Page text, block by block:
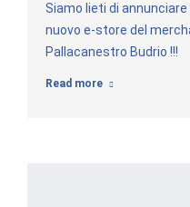
Siamo lieti di
nuovo e-store del
Pallacanestro Budrio !!!
Read more